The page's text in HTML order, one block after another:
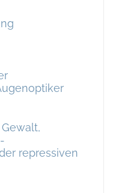
repressiven